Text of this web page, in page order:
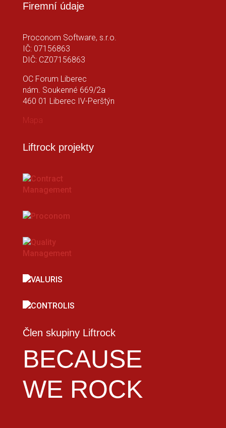
Firemní údaje
Proconom Software, s.r.o.
IČ: 07156863
DIČ: CZ07156863
OC Forum Liberec
nám. Soukenné 669/2a
460 01 Liberec IV-Perštýn
Mapa
Liftrock projekty
Člen skupiny Liftrock
BECAUSE
WE ROCK